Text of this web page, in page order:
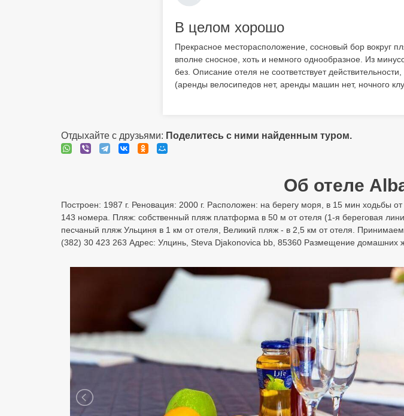
В целом хорошо
Прекрасное месторасположение, сосновый бор вокруг
вполне сносное, хоть и немного однообразное. Из
без. Описание отеля не соответствует
(аренды велосипедов нет, аренды машин нет, ночного
Отдыхайте с друзьями: Поделитесь с ними найденным туром.
Об отеле
Построен: 1987 г. Реновация: 2000 г. Расположен: на берегу моря, в 15 мин ходьбы
143 номера. Пляж: собственный пляж платформа в 50 м от отеля (1-я береговая
песчаный пляж Ульциня в 1 км от отеля, Великий пляж - в 2,5 км от отеля.
(382) 30 423 263 Адрес: Улцинь, Steva Djakonovica bb, 85360 Размещение домашних